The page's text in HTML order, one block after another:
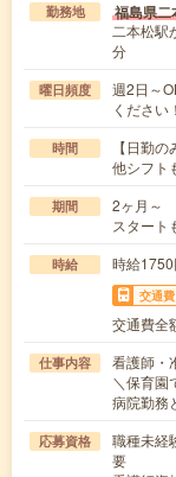
勤務地 福島県二
二本松駅
分
曜日頻度
週2日～
ください！
時間
【日勤
他シフト
期間
2ヶ月～
スタート
時給 時給
交通費
交通費全
仕事内容
看護師・
＼保育園
病院勤務
応募資格
職種未経
要